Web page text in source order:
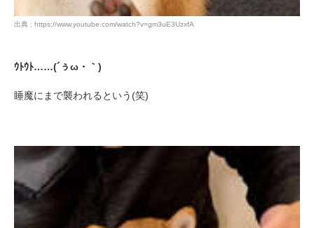
出典 : https://www.youtube.com/watch?v=gm3uE3UzxfA
ｳﾄｳﾄ……(´ぅω・｀)
睡魔にまで襲われるという(笑)